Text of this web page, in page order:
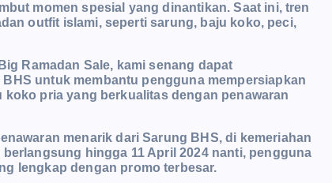
momen spesial yang dinantikan. Saat ini, tren
outfit islami, seperti sarung, baju koko, peci,
Ramadan Sale, kami senang dapat
untuk membantu pengguna mempersiapkan
pria yang berkualitas dengan penawaran
menarik dari Sarung BHS, di kemeriahan
hingga 11 April 2024 nanti, pengguna
lengkap dengan promo terbesar.